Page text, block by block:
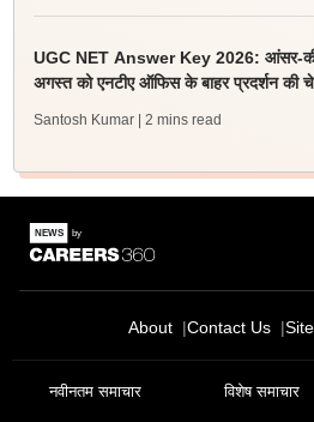
UGC NET Answer Key 2026: आंसर-की
अगस्त को एनटीए ऑफिस के बाहर प्रदर्शन की
Santosh Kumar | 2 mins read
About Contact Us
नवीनतम समाचार विशेष समाचार